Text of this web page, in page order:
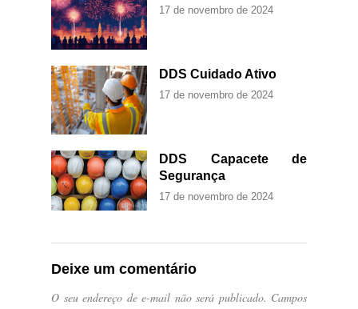
17 de novembro de 2024
DDS Cuidado Ativo
17 de novembro de 2024
DDS Capacete de
Segurança
17 de novembro de 2024
Deixe um comentário
O seu endereço de e-mail não será publicado. Campos